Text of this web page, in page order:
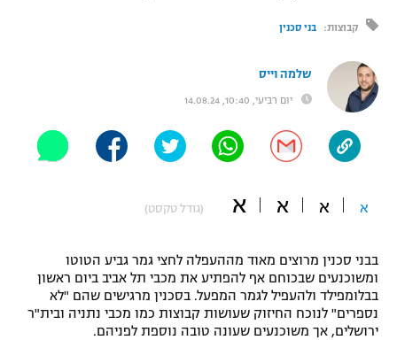
"מחצית בשכונה" – פודקאסט
משתתפים וזוכים בפרסים
תקנון משתתפים וזוכים בפרסים
תקנון עבור פעילות אלקטרה
תקנון עבור פעילות ספורט 1 – "מרלן"
גיימינג E-Sports
ליגות נוספות
UFC
היאבקות WWE
ספורט מוטורי
כדורמים
בייסבול MLB
ספורט אתגרי ואקסטרים
קבוצות: בני סכנין
שלמה וייס
יום רביעי, 10:40, 14.08.24
א א א א (גודל טקסט)
בבני סכנין מרוצים מאוד מההעפלה לחצי גמר גביע הטוטו
ומשוכנעים שבכוחם אף להפתיע את מכבי תל אביב ביום ראשון
בבלומפילד ולהעפיל לגמר המפעל. בסכנין מרגישים שהם "לא
נספרים" לנוכח החיזוק שעושות קבוצות כמו מכבי נתניה ובית"ר
ירושלים, אך משוכנעים שעונה טובה נוספת לפניהם.